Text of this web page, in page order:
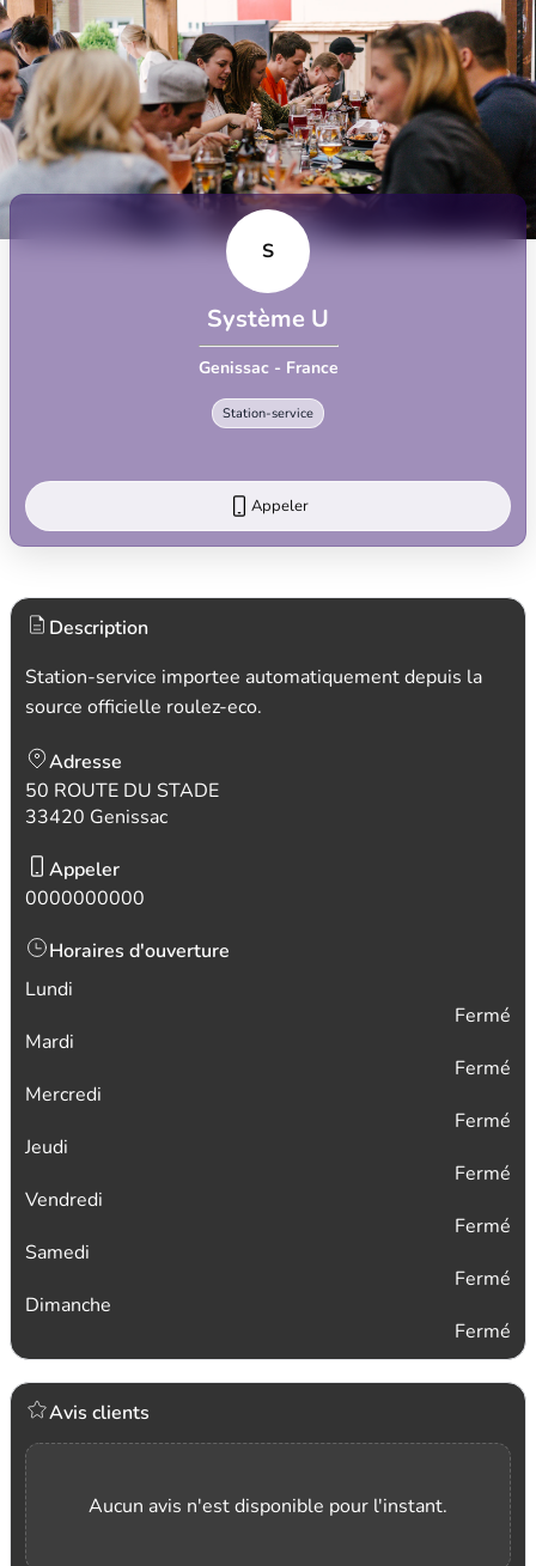
S
Système U
Genissac - France
Station-service
Appeler
Description
Station-service importee automatiquement depuis la
source officielle roulez-eco.
Adresse
50 ROUTE DU STADE
33420 Genissac
Appeler
0000000000
Horaires d'ouverture
Lundi
Fermé
Mardi
Fermé
Mercredi
Fermé
Jeudi
Fermé
Vendredi
Fermé
Samedi
Fermé
Dimanche
Fermé
Avis clients
Aucun avis n'est disponible pour l'instant.